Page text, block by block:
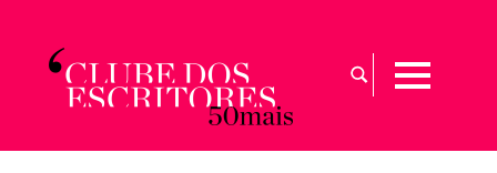
content
MENU
Busca
por: